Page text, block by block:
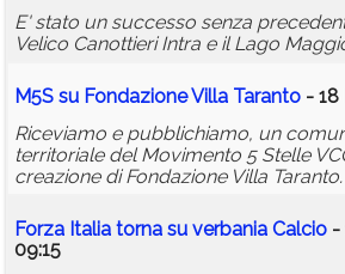
E' stato un successo senza
Velico Canottieri Intra e il Lago
M5S su Fondazione Villa Taranto - 18
Riceviamo e pubblichiamo, un
territoriale del Movimento 5 Stelle
creazione di Fondazione Villa Taranto.
Forza Italia torna su verbania Calcio -
09:15